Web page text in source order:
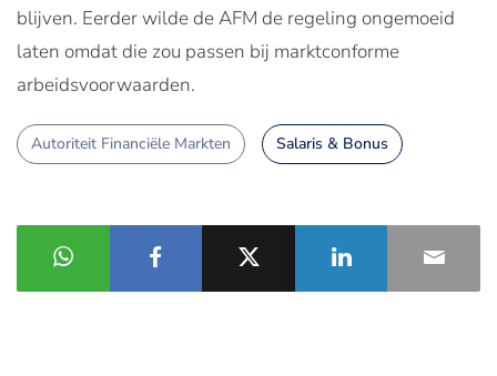
blijven. Eerder wilde de AFM de regeling ongemoeid
laten omdat die zou passen bij marktconforme
arbeidsvoorwaarden.
Autoriteit Financiële Markten Salaris & Bonus